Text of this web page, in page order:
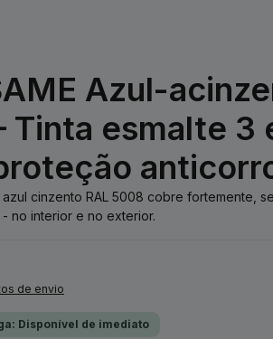
Azul-
Tinta esmalte 3
azul cinzento RAL 5008 cobre fortemente,
no interior e no exterior.
de envio
Disponível de imediato